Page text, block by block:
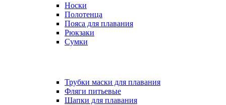
Носки
Полотенца
Пояса для плавания
Рюкзаки
Сумки
Трубки маски для плавания
Фляги питьевые
Шапки для плавания